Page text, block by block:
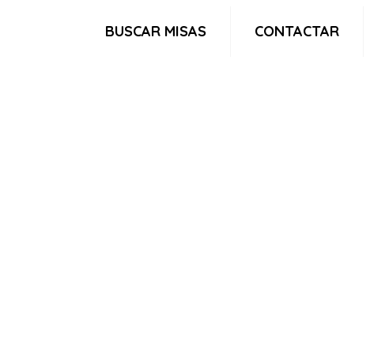
BUSCAR MISAS CONTACTAR